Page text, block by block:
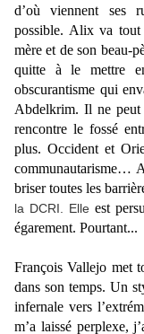
d’où viennent ses
possible. Alix va tout
mère et de son beau-
quitte à le mettre
obscurantisme qui
Abdelkrim. Il ne peut
rencontre le fossé
plus. Occident et
communautarisme…
briser toutes les
la DCRI. Elle est
égarement. Pourtant...
François Vallejo met
dans son temps. Un
infernale vers
m’a laissé perplexe,